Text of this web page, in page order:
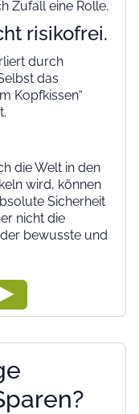
Zufall eine Rolle.
risikofrei.
durch
das
Kopfkissen“
die Welt in den
wird, können
Sicherheit
nicht die
bewusste und